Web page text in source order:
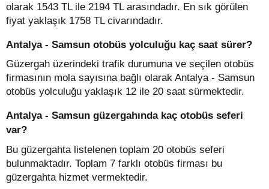
olarak 1543 TL ile 2194 TL arasındadır. En sık görülen
fiyat yaklaşık 1758 TL civarındadır.
Antalya - Samsun otobüs yolculuğu kaç saat sürer?
Güzergah üzerindeki trafik durumuna ve seçilen otobüs
firmasının mola sayısına bağlı olarak Antalya - Samsun
otobüs yolculuğu yaklaşık 12 ile 20 saat sürmektedir.
Antalya - Samsun güzergahında kaç otobüs seferi
var?
Bu güzergahta listelenen toplam 20 otobüs seferi
bulunmaktadır. Toplam 7 farklı otobüs firması bu
güzergahta hizmet vermektedir.